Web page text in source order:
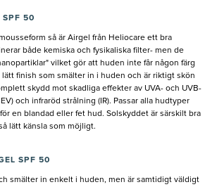
SPF 50
så är Airgel från Heliocare ett bra
både kemiska och fysikaliska filter- men de
vilket gör att huden inte får någon färg
finish som smälter in i huden och är riktigt skön
skydd mot skadliga effekter av UVA- och UVB-
och infraröd strålning (IR). Passar alla hudtyper
en blandad eller fet hud. Solskyddet är särskilt bra
lätt känsla som möjligt.
SPF 50
smälter in enkelt i huden, men är samtidigt väldigt